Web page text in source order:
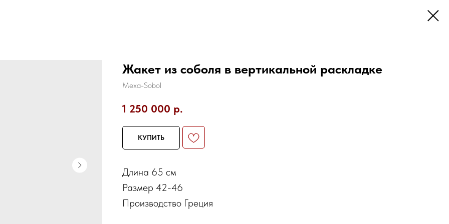
Жакет из соболя в вертикальной раскладке
Mexa-Sobol
1 250 000 р.
КУПИТЬ
Длина 65 см
Размер 42-46
Производство Греция